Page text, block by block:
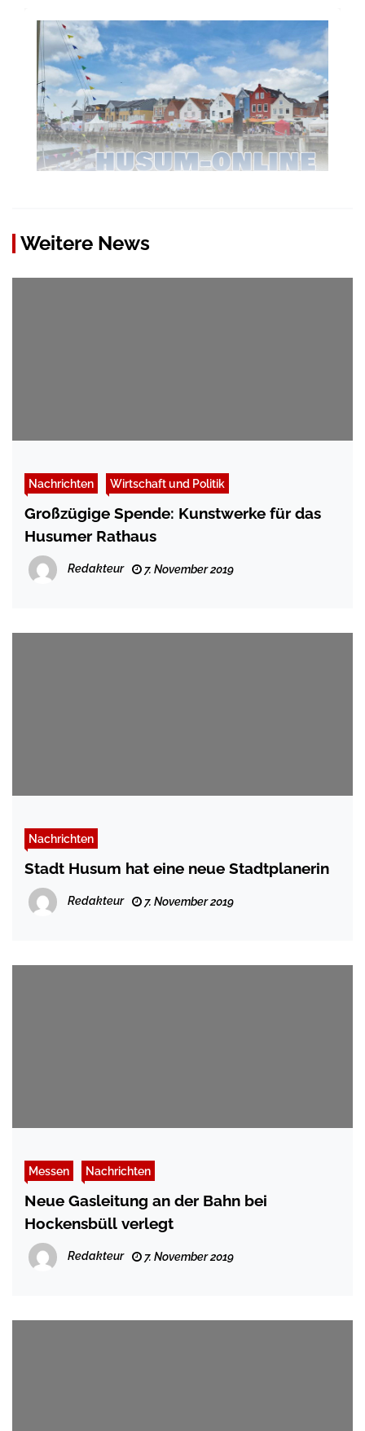
Weitere News
Nachrichten Wirtschaft und Politik
Großzügige Spende: Kunstwerke für das
Husumer Rathaus
Redakteur 7. November 2019
Nachrichten
Stadt Husum hat eine neue Stadtplanerin
Redakteur 7. November 2019
Messen Nachrichten
Neue Gasleitung an der Bahn bei
Hockensbüll verlegt
Redakteur 7. November 2019